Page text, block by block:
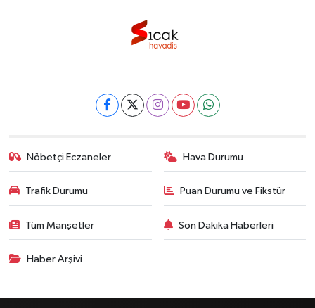
Nöbetçi Eczaneler Hava Durumu
Trafik Durumu Puan Durumu ve Fikstür
Tüm Manşetler Son Dakika Haberleri
Haber Arşivi